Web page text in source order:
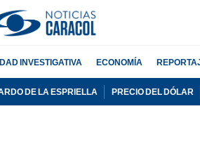
INVESTIGATIVA ECONOMÍA
DE LA ESPRIELLA PRECIO DEL DÓLAR